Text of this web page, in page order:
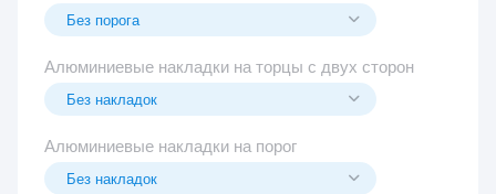
Алюминиевые накладки на торцы с двух сторон
Алюминиевые накладки на порог